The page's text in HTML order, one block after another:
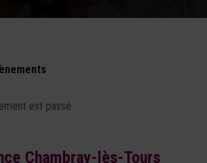
est passé.
Chambray-lès-Tours